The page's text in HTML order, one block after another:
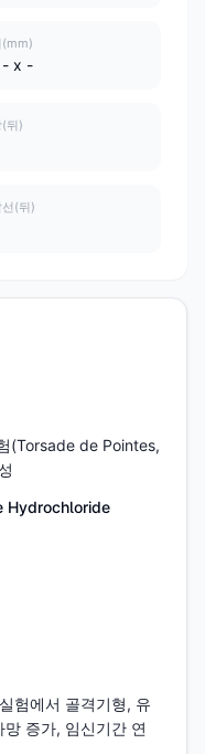
(mm)
x -
뒤)
선(뒤)
(Torsade de Pointes,
Hydrochloride
험에서 골격기형, 유
증가, 임신기간 연